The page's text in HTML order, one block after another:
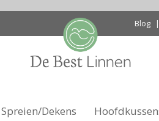
Blog |
Spreien/Dekens